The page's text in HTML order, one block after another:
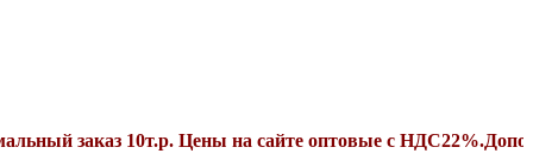
10т.р. Цены на сайте оптовые с